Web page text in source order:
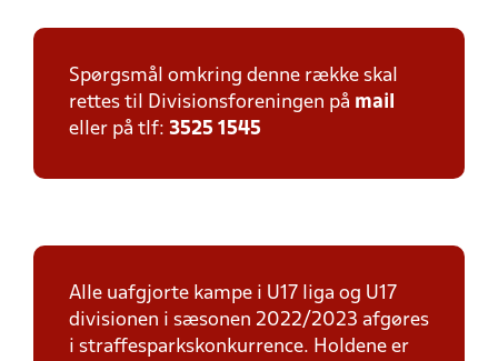
Spørgsmål omkring denne række skal
rettes til Divisionsforeningen på mail
eller på tlf: 3525 1545
Alle uafgjorte kampe i U17 liga og U17
divisionen i sæsonen 2022/2023 afgøres
i straffesparkskonkurrence. Holdene er